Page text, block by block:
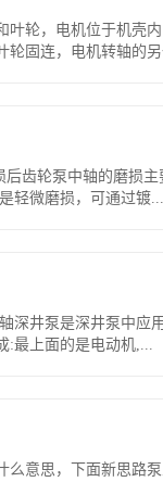
叶轮，电机位于机壳
轮固连，电机转轴的
齿轮泵中轴的磨损
轻微磨损，可通过镀...
深井泵是深井泵中应
:最上面的是电动机,...
么意思，下面新思路